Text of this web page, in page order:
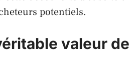
potentiels.
valeur de